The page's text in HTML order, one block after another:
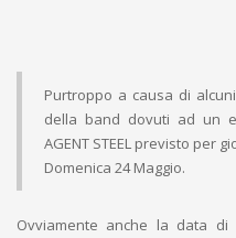
Purtroppo a causa di
della band dovuti ad un
AGENT STEEL previsto per
Domenica 24 Maggio.
Ovviamente anche la data